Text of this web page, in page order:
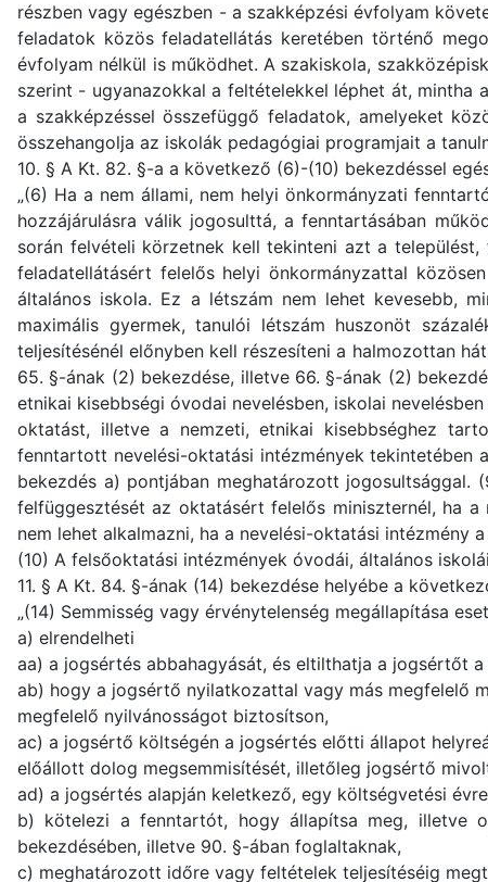
részben vagy egészben - a szakképzési évfolyam
feladatok közös feladatellátás keretében történő
évfolyam nélkül is működhet. A szakiskola,
szerint - ugyanazokkal a feltételekkel léphet át,
a szakképzéssel összefüggő feladatok, amelyeket
összehangolja az iskolák pedagógiai programjait a
10. § A Kt. 82. §-a a következő (6)-(10) bekezdéssel
„(6) Ha a nem állami, nem helyi önkormányzati
hozzájárulásra válik jogosulttá, a fenntartásában
során felvételi körzetnek kell tekinteni azt a
feladatellátásért felelős helyi önkormányzattal
általános iskola. Ez a létszám nem lehet kevesebb,
maximális gyermek, tanulói létszám huszonöt
teljesítésénél előnyben kell részesíteni a halmozottan
65. §-ának (2) bekezdése, illetve 66. §-ának (2)
etnikai kisebbségi óvodai nevelésben, iskolai
oktatást, illetve a nemzeti, etnikai kisebbséghez
fenntartott nevelési-oktatási intézmények tekintetében
bekezdés a) pontjában meghatározott
felfüggesztését az oktatásért felelős miniszternél, ha
nem lehet alkalmazni, ha a nevelési-oktatási intézmény
(10) A felsőoktatási intézmények óvodái, általános
11. § A Kt. 84. §-ának (14) bekezdése helyébe a
„(14) Semmisség vagy érvénytelenség megállapítása
a) elrendelheti
aa) a jogsértés abbahagyását, és eltilthatja a jogsértőt
ab) hogy a jogsértő nyilatkozattal vagy más megfelelő
megfelelő nyilvánosságot biztosítson,
ac) a jogsértő költségén a jogsértés előtti állapot
előállott dolog megsemmisítését, illetőleg jogsértő
ad) a jogsértés alapján keletkező, egy költségvetési
b) kötelezi a fenntartót, hogy állapítsa meg, illetve
bekezdésében, illetve 90. §-ában foglaltaknak,
c) meghatározott időre vagy feltételek teljesítéséig